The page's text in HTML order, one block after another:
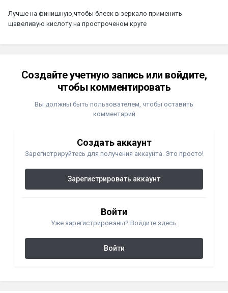
Лучше на финишную,чтобы блеск в зеркало применить
щавеливую кислоту на простроченом круге
Создайте учетную запись или войдите,
чтобы комментировать
Вы должны быть пользователем, чтобы оставить
комментарий
Создать аккаунт
Зарегистрируйтесь для получения аккаунта. Это просто!
Зарегистрировать аккаунт
Войти
Уже зарегистрированы? Войдите здесь.
Войти